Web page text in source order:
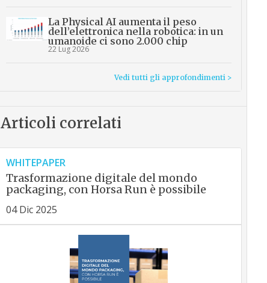
La Physical AI aumenta il peso
dell’elettronica nella robotica: in un
umanoide ci sono 2.000 chip
22 Lug 2026
Vedi tutti gli approfondimenti >
Articoli correlati
WHITEPAPER
Trasformazione digitale del mondo
packaging, con Horsa Run è possibile
04 Dic 2025